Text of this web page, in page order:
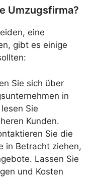
Umzugsfirma?
eine
gibt es einige
Sie sich über
in
Sie
Kunden.
Sie die
in Betracht ziehen,
Lassen Sie
und Kosten